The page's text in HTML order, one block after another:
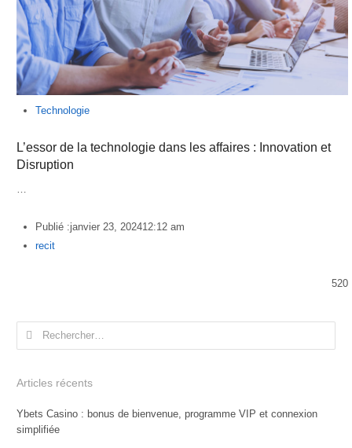
Technologie
L’essor de la technologie dans les affaires : Innovation et
Disruption
Publié :janvier 23, 202412:12 am
Author
recit
520
Rechercher :
Articles récents
Ybets Casino : bonus de bienvenue, programme VIP et connexion
simplifiée